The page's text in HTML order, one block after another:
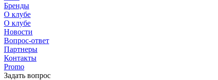
Бренды
О клубе
О клубе
Новости
Вопрос-ответ
Партнеры
Контакты
Promo
Задать вопрос